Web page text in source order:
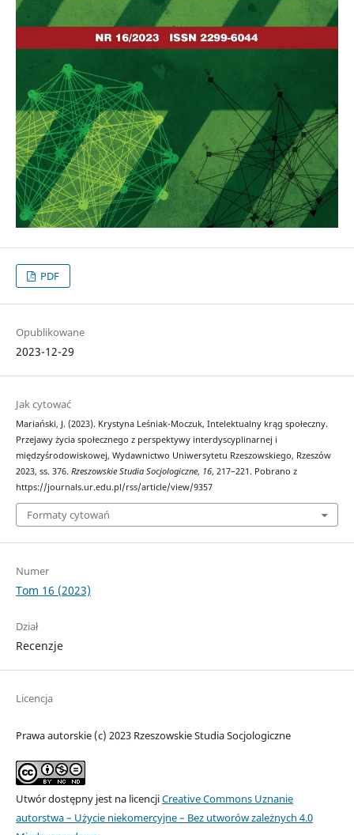
PDF
Opublikowane
2023-12-29
Jak cytować
Mariański, J. (2023). Krystyna Leśniak-Moczuk, Intelektualny krąg społeczny.
Przejawy życia społecznego z perspektywy interdyscyplinarnej i
międzyśrodowiskowej, Wydawnictwo Uniwersytetu Rzeszowskiego, Rzeszów
2023, ss. 376. Rzeszowskie Studia Socjologiczne, 16, 217–221. Pobrano z
https://journals.ur.edu.pl/rss/article/view/9357
Formaty cytowań
Numer
Tom 16 (2023)
Dział
Recenzje
Licencja
Prawa autorskie (c) 2023 Rzeszowskie Studia Socjologiczne
Utwór dostępny jest na licencjiCreative Commons Uznanie
autorstwa – Użycie niekomercyjne – Bez utworów zależnych 4.0